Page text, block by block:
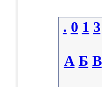
. 0 1 3
А Б В